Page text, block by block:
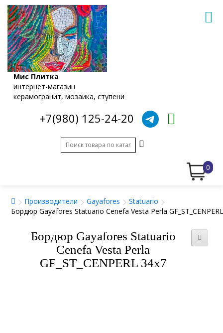
Мис Плитка
интернет-магазин
керамогранит, мозаика, ступени
+7(980) 125-24-20
0
Производители Gayafores
Statuario
Бордюр Gayafores Statuario Cenefa Vesta Perla
Бордюр Gayafores Statuario
Cenefa Vesta Perla
GF_ST_CENPERL 34x7